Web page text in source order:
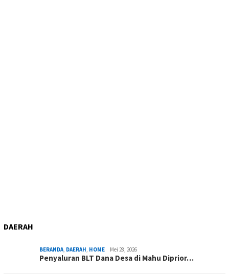
DAERAH
BERANDA, DAERAH, HOME Mei 28, 2026
Penyaluran BLT Dana Desa di Mahu Diprior…